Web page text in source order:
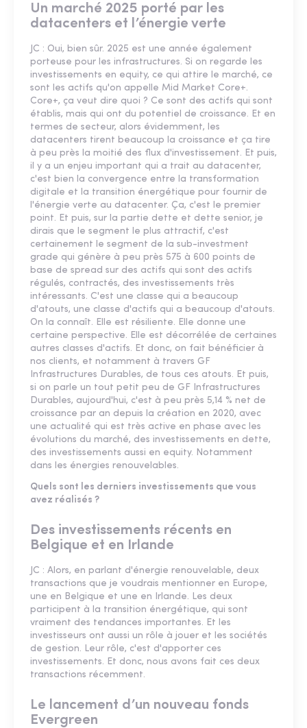
Un marché 2025 porté par les
datacenters et l’énergie verte
JC : Oui, bien sûr. 2025 est une année également
porteuse pour les infrastructures. Si on regarde les
investissements en equity, ce qui attire le marché, ce
sont les actifs qu'on appelle Mid Market Core+.
Core+, ça veut dire quoi ? Ce sont des actifs qui sont
établis, mais qui ont du potentiel de croissance. Et en
termes de secteur, alors évidemment, les
datacenters tirent beaucoup la croissance et ça tire
à peu près la moitié des flux d'investissement. Et puis,
il y a un enjeu important qui a trait au datacenter,
c'est bien la convergence entre la transformation
digitale et la transition énergétique pour fournir de
l'énergie verte au datacenter. Ça, c'est le premier
point. Et puis, sur la partie dette et dette senior, je
dirais que le segment le plus attractif, c'est
certainement le segment de la sub-investment
grade qui génère à peu près 575 à 600 points de
base de spread sur des actifs qui sont des actifs
régulés, contractés, des investissements très
intéressants. C'est une classe qui a beaucoup
d'atouts, une classe d'actifs qui a beaucoup d'atouts.
On la connaît. Elle est résiliente. Elle donne une
certaine perspective. Elle est décorrélée de certaines
autres classes d'actifs. Et donc, on fait bénéficier à
nos clients, et notamment à travers GF
Infrastructures Durables, de tous ces atouts. Et puis,
si on parle un tout petit peu de GF Infrastructures
Durables, aujourd'hui, c'est à peu près 5,14 % net de
croissance par an depuis la création en 2020, avec
une actualité qui est très active en phase avec les
évolutions du marché, des investissements en dette,
des investissements aussi en equity. Notamment
dans les énergies renouvelables.
Quels sont les derniers investissements que vous
avez réalisés ?
Des investissements récents en
Belgique et en Irlande
JC : Alors, en parlant d'énergie renouvelable, deux
transactions que je voudrais mentionner en Europe,
une en Belgique et une en Irlande. Les deux
participent à la transition énergétique, qui sont
vraiment des tendances importantes. Et les
investisseurs ont aussi un rôle à jouer et les sociétés
de gestion. Leur rôle, c'est d'apporter ces
investissements. Et donc, nous avons fait ces deux
transactions récemment.
Le lancement d’un nouveau fonds
Evergreen